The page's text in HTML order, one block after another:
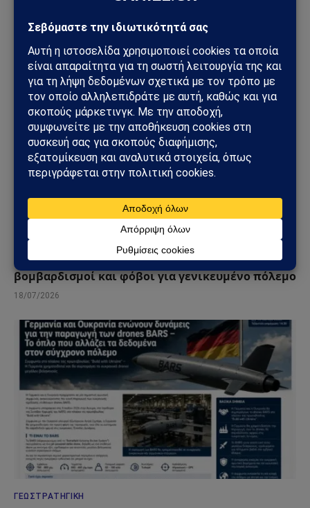
25/07/2026
ΗΠΑ – Ιράν: Η σύγκρουση περνά σε νέα φάση –
Πυραυλικά πλήγματα, αμερικανικοί
βομβαρδισμοί και φόβοι για γενικευμένο πόλεμο
18/07/2026
ΓΕΩΣΤΡΑΤΗΓΙΚΉ